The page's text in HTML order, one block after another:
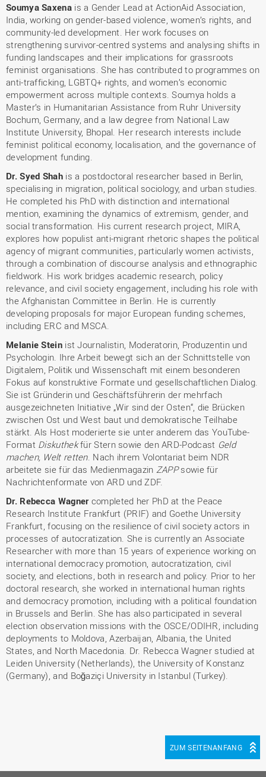
Soumya Saxenais a Gender Lead at ActionAid Association,
India, working on gender-based violence, women’s rights, and
community-led development. Her work focuses on
strengthening survivor-centred systems and analysing shifts in
funding landscapes and their implications for grassroots
feminist organisations. She has contributed to programmes on
anti-trafficking, LGBTQ+ rights, and women’s economic
empowerment across multiple contexts. Soumya holds a
Master’s in Humanitarian Assistance from Ruhr University
Bochum, Germany, and a law degree from National Law
Institute University, Bhopal. Her research interests include
feminist political economy, localisation, and the governance of
development funding.
Dr. Syed Shahis a postdoctoral researcher based in Berlin,
specialising in migration, political sociology, and urban studies.
He completed his PhD with distinction and international
mention, examining the dynamics of extremism, gender, and
social transformation. His current research project, MIRA,
explores how populist anti-migrant rhetoric shapes the political
agency of migrant communities, particularly women activists,
through a combination of discourse analysis and ethnographic
fieldwork. His work bridges academic research, policy
relevance, and civil society engagement, including his role with
the Afghanistan Committee in Berlin. He is currently
developing proposals for major European funding schemes,
including ERC and MSCA.
Melanie Steinist Journalistin, Moderatorin, Produzentin und
Psychologin. Ihre Arbeit bewegt sich an der Schnittstelle von
Digitalem, Politik und Wissenschaft mit einem besonderen
Fokus auf konstruktive Formate und gesellschaftlichen Dialog.
Sie ist Gründerin und Geschäftsführerin der mehrfach
ausgezeichneten Initiative „Wir sind der Osten“, die Brücken
zwischen Ost und West baut und demokratische Teilhabe
stärkt. Als Host moderierte sie unter anderem das YouTube-
Format Diskuthekfür Stern sowie den ARD-Podcast Geld
machen, Welt retten. Nach ihrem Volontariat beim NDR
arbeitete sie für das Medienmagazin ZAPPsowie für
Nachrichtenformate von ARD und ZDF.
Dr. Rebecca Wagnercompleted her PhD at the Peace
Research Institute Frankfurt (PRIF) and Goethe University
Frankfurt, focusing on the resilience of civil society actors in
processes of autocratization. She is currently an Associate
Researcher with more than 15 years of experience working on
international democracy promotion, autocratization, civil
society, and elections, both in research and policy. Prior to her
doctoral research, she worked in international human rights
and democracy promotion, including with a political foundation
in Brussels and Berlin. She has also participated in several
election observation missions with the OSCE/ODIHR, including
deployments to Moldova, Azerbaijan, Albania, the United
States, and North Macedonia. Dr. Rebecca Wagner studied at
Leiden University (Netherlands), the University of Konstanz
(Germany), and Boğaziçi University in Istanbul (Turkey).
ZUM SEITENANFANG